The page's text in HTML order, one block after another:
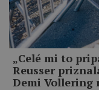
„Celé mi to
Reusser
Demi Vollering